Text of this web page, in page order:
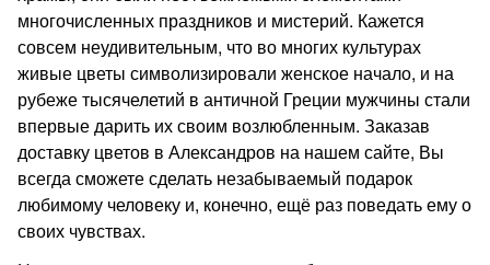
многочисленных праздников и мистерий. Кажется
совсем неудивительным, что во многих культурах
живые цветы символизировали женское начало, и на
рубеже тысячелетий в античной Греции мужчины стали
впервые дарить их своим возлюбленным. Заказав
доставку цветов в Александров на нашем сайте, Вы
всегда сможете сделать незабываемый подарок
любимому человеку и, конечно, ещё раз поведать ему о
своих чувствах.